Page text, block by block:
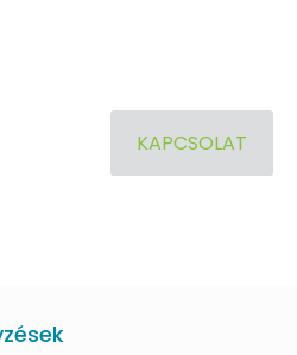
KAPCSOLAT